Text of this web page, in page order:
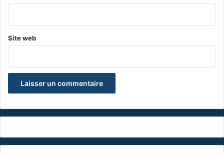
Site web